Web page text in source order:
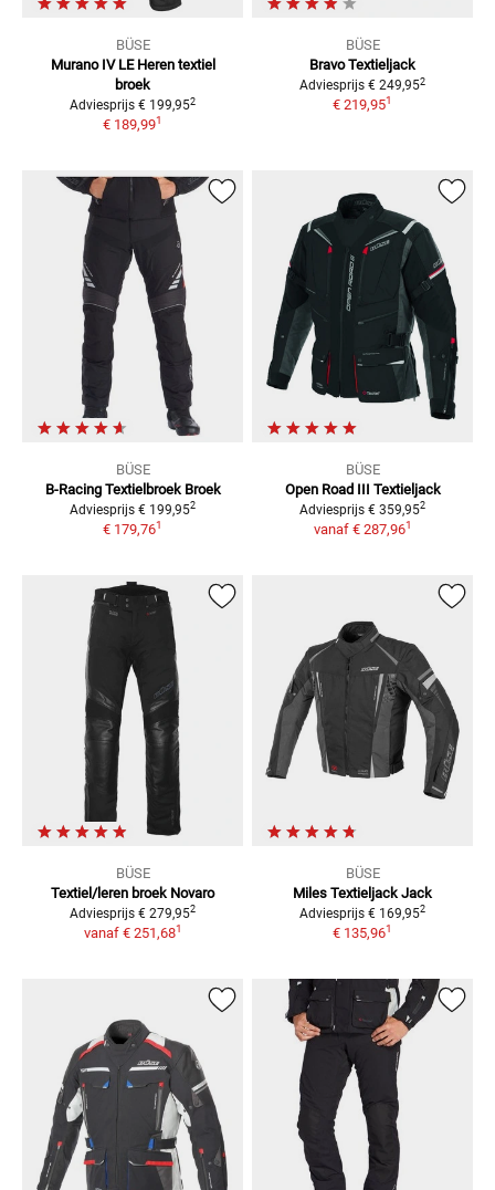
BÜSE
Murano IV LE Heren textiel
broek
Adviesprijs € 199,952
€ 189,991
BÜSE
Bravo Textieljack
Adviesprijs € 249,952
€ 219,951
BÜSE
B-Racing Textielbroek Broek
Adviesprijs € 199,952
€ 179,761
BÜSE
Open Road III Textieljack
Adviesprijs € 359,952
vanaf € 287,961
BÜSE
Textiel/leren broek Novaro
Adviesprijs € 279,952
vanaf € 251,681
BÜSE
Miles Textieljack Jack
Adviesprijs € 169,952
€ 135,961